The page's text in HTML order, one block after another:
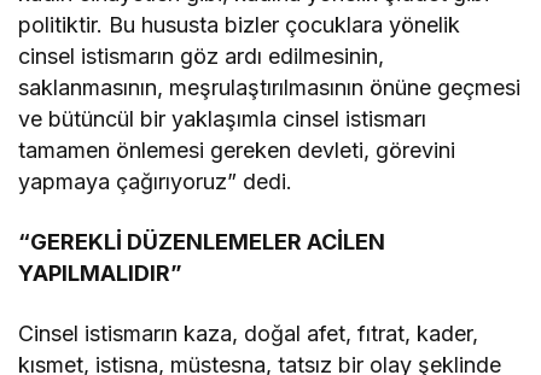
politiktir. Bu hususta bizler çocuklara yönelik
cinsel istismarın göz ardı edilmesinin,
saklanmasının, meşrulaştırılmasının önüne geçmesi
ve bütüncül bir yaklaşımla cinsel istismarı
tamamen önlemesi gereken devleti, görevini
yapmaya çağırıyoruz” dedi.
“GEREKLİ DÜZENLEMELER ACİLEN
YAPILMALIDIR”
Cinsel istismarın kaza, doğal afet, fıtrat, kader,
kısmet, istisna, müstesna, tatsız bir olay şeklinde